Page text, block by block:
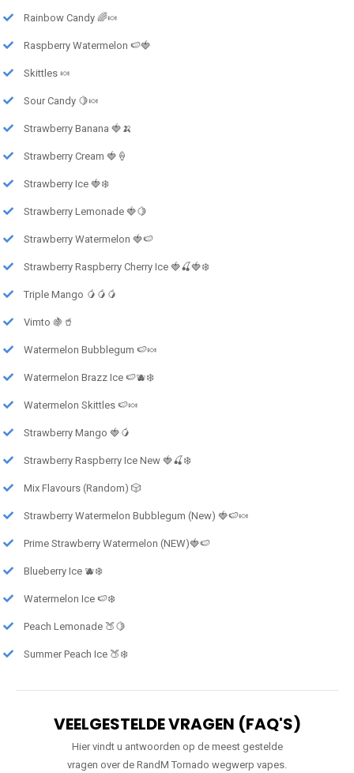
Rainbow Candy 🌈🍬
Raspberry Watermelon 🍉🍓
Skittles 🍬
Sour Candy 🍋🍬
Strawberry Banana 🍓🍌
Strawberry Cream 🍓🍦
Strawberry Ice 🍓❄️
Strawberry Lemonade 🍓🍋
Strawberry Watermelon 🍓🍉
Strawberry Raspberry Cherry Ice 🍓🍒🍓❄️
Triple Mango 🥭🥭🥭
Vimto 🍇🥤
Watermelon Bubblegum 🍉🍬
Watermelon Brazz Ice 🍉🫐❄️
Watermelon Skittles 🍉🍬
Strawberry Mango 🍓🥭
Strawberry Raspberry Ice New 🍓🍒❄️
Mix Flavours (Random) 🎲
Strawberry Watermelon Bubblegum (New) 🍓🍉🍬
Prime Strawberry Watermelon (NEW)🍓🍉
Blueberry Ice 🫐❄️
Watermelon Ice 🍉❄️
Peach Lemonade 🍑🍋
Summer Peach Ice 🍑❄️
VEELGESTELDE VRAGEN (FAQ'S)
Hier vindt u antwoorden op de meest gestelde
vragen over de RandM Tornado wegwerp vapes.